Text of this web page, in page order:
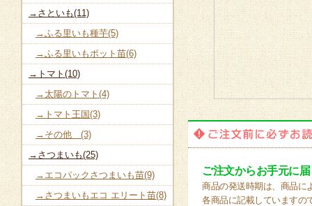
ご注文からお手元に
商品の発送時期は、商品に
各商品に記載していますの
→さといも(11)
→ふる里いも種芋(5)
→ふる里いもポット苗(6)
→トマト(10)
→太陽のトマト(4)
→トマト王国(3)
→その他 (3)
→さつまいも(25)
→エコパックさつまいも苗(9)
→さつまいもエコ エリート苗(8)